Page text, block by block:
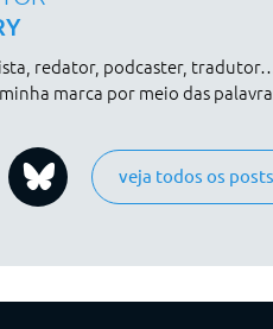
redator, podcaster,
marca por meio das
veja todos os